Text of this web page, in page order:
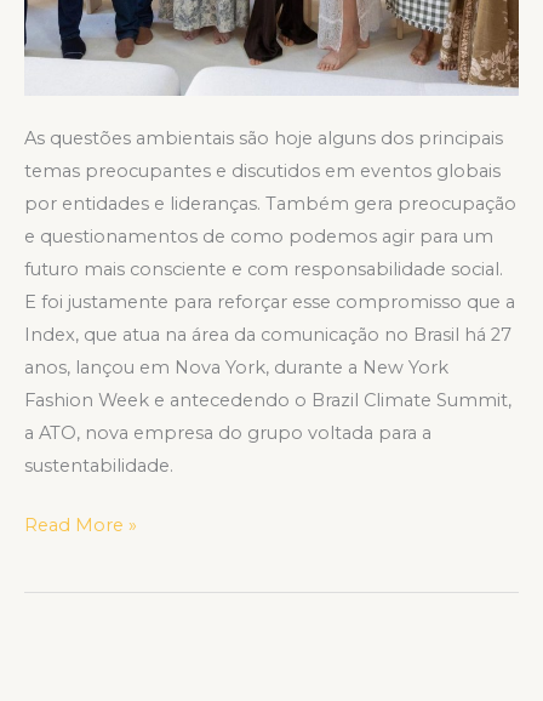
As questões ambientais são hoje alguns dos principais
temas preocupantes e discutidos em eventos globais
por entidades e lideranças. Também gera preocupação
e questionamentos de como podemos agir para um
futuro mais consciente e com responsabilidade social.
E foi justamente para reforçar esse compromisso que a
Index, que atua na área da comunicação no Brasil há 27
anos, lançou em Nova York, durante a New York
Fashion Week e antecedendo o Brazil Climate Summit,
a ATO, nova empresa do grupo voltada para a
sustentabilidade.
Read More »